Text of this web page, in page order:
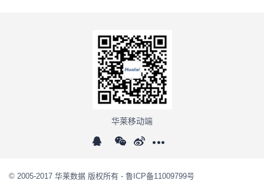
华莱移动端
© 2005-2017 华莱数据 版权所有 - 鲁ICP备11009799号